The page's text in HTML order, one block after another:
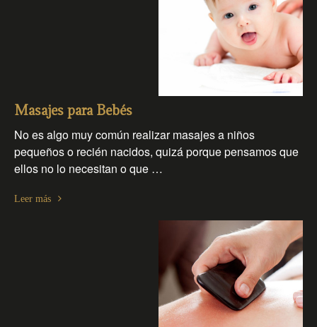
Masajes para Bebés
No es algo muy común realizar masajes a niños
pequeños o recién nacidos, quizá porque pensamos que
ellos no lo necesitan o que …
Leer más